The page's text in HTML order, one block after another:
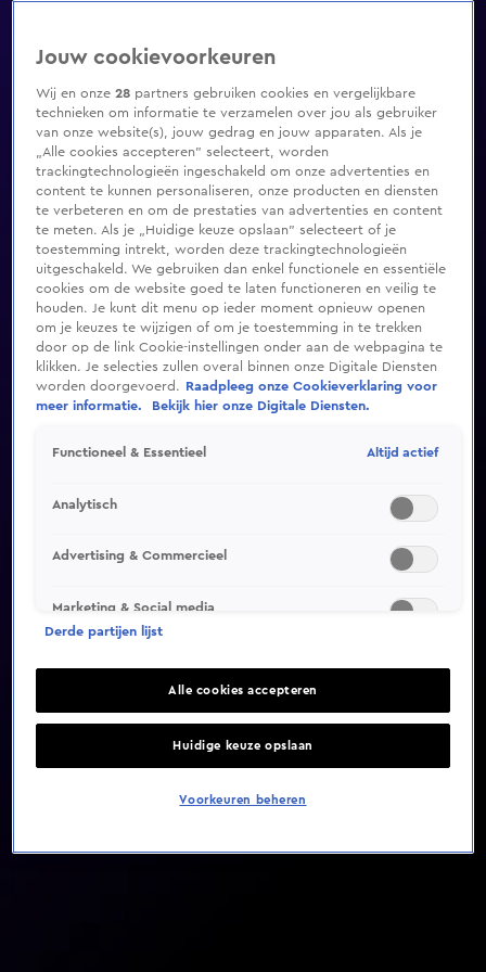
Video helaas niet gevonden
Jouw cookievoorkeuren
Wij en onze28 partners gebruiken cookies en vergelijkbare
technieken om informatie te verzamelen over jou als gebruiker
van onze website(s), jouw gedrag en jouw apparaten. Als je
„Alle cookies accepteren” selecteert, worden
trackingtechnologieën ingeschakeld om onze advertenties en
content te kunnen personaliseren, onze producten en diensten
te verbeteren en om de prestaties van advertenties en content
te meten. Als je „Huidige keuze opslaan” selecteert of je
toestemming intrekt, worden deze trackingtechnologieën
uitgeschakeld. We gebruiken dan enkel functionele en essentiële
cookies om de website goed te laten functioneren en veilig te
houden. Je kunt dit menu op ieder moment opnieuw openen
om je keuzes te wijzigen of om je toestemming in te trekken
door op de link Cookie-instellingen onder aan de webpagina te
klikken. Je selecties zullen overal binnen onze Digitale Diensten
worden doorgevoerd.
Raadpleeg onze Cookieverklaring voor
meer informatie.
Bekijk hier onze Digitale Diensten.
Functioneel & Essentieel Altijd actief
Analytisch
Advertising & Commercieel
Marketing & Social media
Derde partijen lijst
Alle cookies accepteren
Huidige keuze opslaan
Voorkeuren beheren